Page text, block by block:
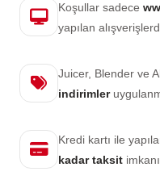
Koşullar sadece
yapılan
Juicer, Blender ve
indirimler
Kredi kartı ile
kadar taksit